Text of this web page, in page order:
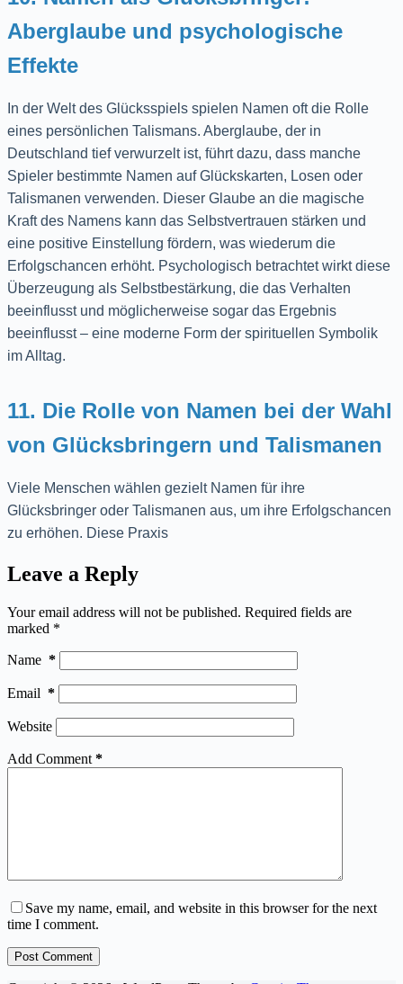
Aberglaube und psychologische
Effekte
In der Welt des Glücksspiels spielen Namen oft die Rolle
eines persönlichen Talismans. Aberglaube, der in
Deutschland tief verwurzelt ist, führt dazu, dass manche
Spieler bestimmte Namen auf Glückskarten, Losen oder
Talismanen verwenden. Dieser Glaube an die magische
Kraft des Namens kann das Selbstvertrauen stärken und
eine positive Einstellung fördern, was wiederum die
Erfolgschancen erhöht. Psychologisch betrachtet wirkt diese
Überzeugung als Selbstbestärkung, die das Verhalten
beeinflusst und möglicherweise sogar das Ergebnis
beeinflusst – eine moderne Form der spirituellen Symbolik
im Alltag.
11. Die Rolle von Namen bei der Wahl
von Glücksbringern und Talismanen
Viele Menschen wählen gezielt Namen für ihre
Glücksbringer oder Talismanen aus, um ihre Erfolgschancen
zu erhöhen. Diese Praxis
Leave a Reply
Your email address will not be published. Required fields are
marked *
Name *
Email *
Website
Add Comment *
Save my name, email, and website in this browser for the next
time I comment.
Post Comment